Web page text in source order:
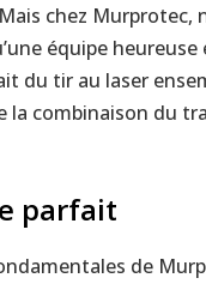
chez Murprotec,
équipe
du tir au laser
combinaison du
parfait
de